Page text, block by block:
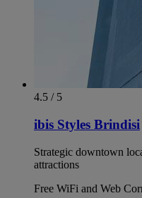
4.5 / 5
ibis Styles Brindisi
Strategic downtown
attractions
Free WiFi and Web